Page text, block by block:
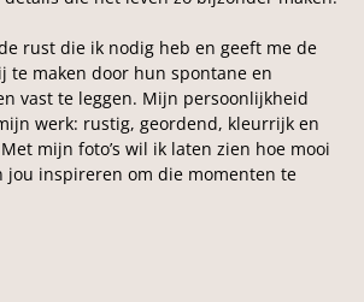
rust die ik nodig heb en geeft me de
te maken door hun spontane en
vast te leggen. Mijn persoonlijkheid
werk: rustig, geordend, kleurrijk en
mijn foto’s wil ik laten zien hoe mooi
jou inspireren om die momenten te